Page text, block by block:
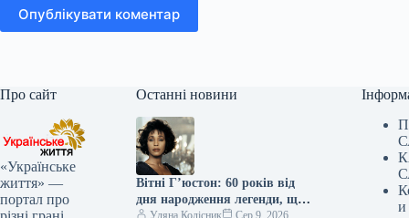
Опублікувати коментар
Про сайт
«Українське
життя» —
портал про
Останні новини
Вітні Г’юстон: 60 років від
дня народження легенди, що
Уляна Колісник
Сер 9, 2026
и